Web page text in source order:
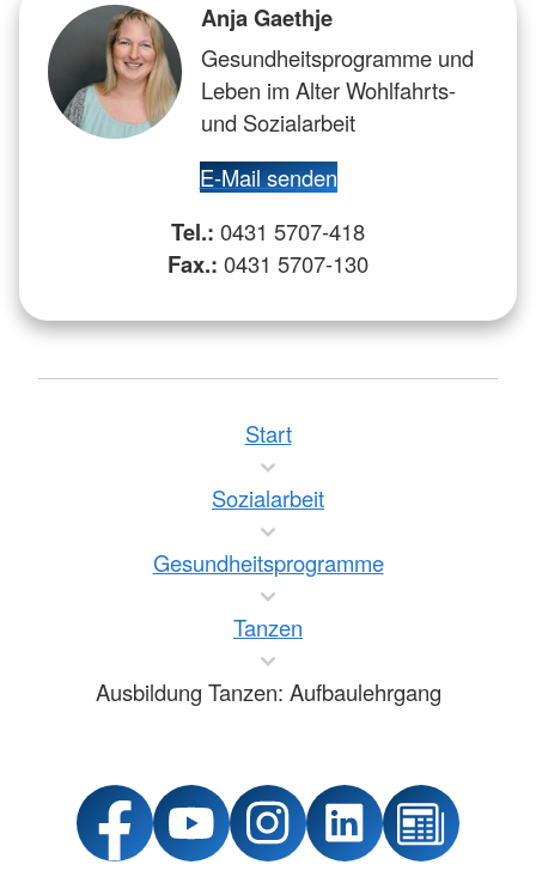
Anja Gaethje
Gesundheitsprogramme und
Leben im Alter Wohlfahrts-
und Sozialarbeit
E-Mail senden
Tel.: 0431 5707-418
Fax.: 0431 5707-130
Start
Sozialarbeit
Gesundheitsprogramme
Tanzen
Ausbildung Tanzen: Aufbaulehrgang